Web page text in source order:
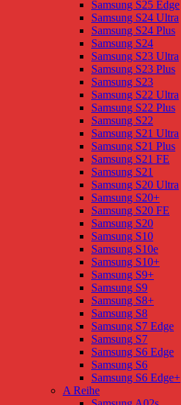
Samsung S25 Edge
Samsung S24 Ultra
Samsung S24 Plus
Samsung S24
Samsung S23 Ultra
Samsung S23 Plus
Samsung S23
Samsung S22 Ultra
Samsung S22 Plus
Samsung S22
Samsung S21 Ultra
Samsung S21 Plus
Samsung S21 FE
Samsung S21
Samsung S20 Ultra
Samsung S20+
Samsung S20 FE
Samsung S20
Samsung S10
Samsung S10e
Samsung S10+
Samsung S9+
Samsung S9
Samsung S8+
Samsung S8
Samsung S7 Edge
Samsung S7
Samsung S6 Edge
Samsung S6
Samsung S6 Edge+
A Reihe